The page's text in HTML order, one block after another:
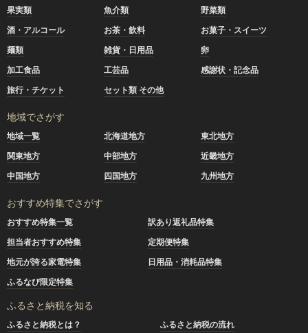
果実類
魚介類
野菜類
酒・アルコール
お茶・飲料
お菓子・スイーツ
麺類
雑貨・日用品
卵
加工食品
工芸品
感謝状・記念品
旅行・チケット
セット類 その他
地域でさがす
地域一覧 北海道地方
東北地方
関東地方
中部地方
近畿地方
中国地方
四国地方 九州地方
おすすめ特集でさがす
おすすめ特集一覧
訳あり返礼品特集
担当者おすすめ特集
定期便特集
地元が誇る家電特集
日用品・消耗品特集
ふるなび限定特集
ふるさと納税を知る
ふるさと納税とは？
ふるさと納税の流れ